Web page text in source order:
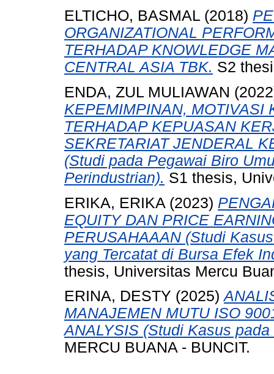
ELTICHO, BASMAL (2018)
ORGANIZATIONAL
TERHADAP KNOWLEDGE
CENTRAL ASIA TBK. S2
ENDA, ZUL MULIAWAN
KEPEMIMPINAN, MOTIVASI
TERHADAP KEPUASAN
SEKRETARIAT JENDERAL
(Studi pada Pegawai Biro
Perindustrian). S1 thesis,
ERIKA, ERIKA (2023)
EQUITY DAN PRICE
PERUSAHAAAN (Studi
yang Tercatat di Bursa Efek
thesis, Universitas Mercu
ERINA, DESTY (2025)
MANAJEMEN MUTU ISO
ANALYSIS (Studi Kasus pada
MERCU BUANA - BUNCIT.